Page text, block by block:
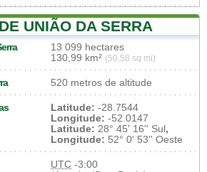
UNIÃO DA SERRA
13 099 hectares
130,99 km² (50,58 sq mi)
520 metros de altitude
Latitude: -28.7544
Longitude: -52.0147
Latitude: 28° 45' 16'' Sul,
Longitude: 52° 0' 53'' Oeste
UTC -3:00